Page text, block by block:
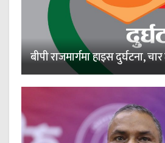
बीपी राजमार्गमा हाइस दुर्घटना,